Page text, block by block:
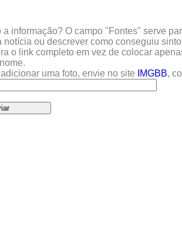
a informação? O campo "Fontes" serve
notícia ou descrever como conseguiu
o link completo em vez de colocar
uma foto, envie no site
IMGBB,